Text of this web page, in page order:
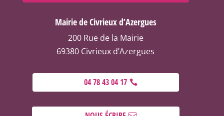
Mairie de Civrieux d’Azergues
200 Rue de la Mairie
69380 Civrieux d’Azergues
04 78 43 04 17